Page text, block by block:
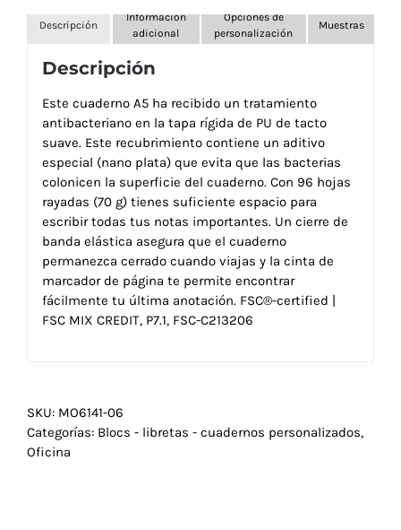
Descripción
Información
adicional
Opciones de
personalización
Muestras
Descripción
Este cuaderno A5 ha recibido un tratamiento
antibacteriano en la tapa rígida de PU de tacto
suave. Este recubrimiento contiene un aditivo
especial (nano plata) que evita que las bacterias
colonicen la superficie del cuaderno. Con 96 hojas
rayadas (70 g) tienes suficiente espacio para
escribir todas tus notas importantes. Un cierre de
banda elástica asegura que el cuaderno
permanezca cerrado cuando viajas y la cinta de
marcador de página te permite encontrar
fácilmente tu última anotación. FSC®-certified |
FSC MIX CREDIT, P7.1, FSC-C213206
SKU: MO6141-06
Categorías: Blocs - libretas - cuadernos personalizados,
Oficina